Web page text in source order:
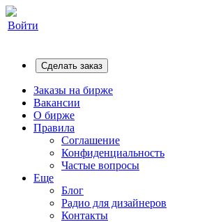
Войти
Сделать заказ
Заказы на бирже
Вакансии
О бирже
Правила
Соглашение
Конфиденциальность
Частые вопросы
Еще
Блог
Радио для дизайнеров
Контакты